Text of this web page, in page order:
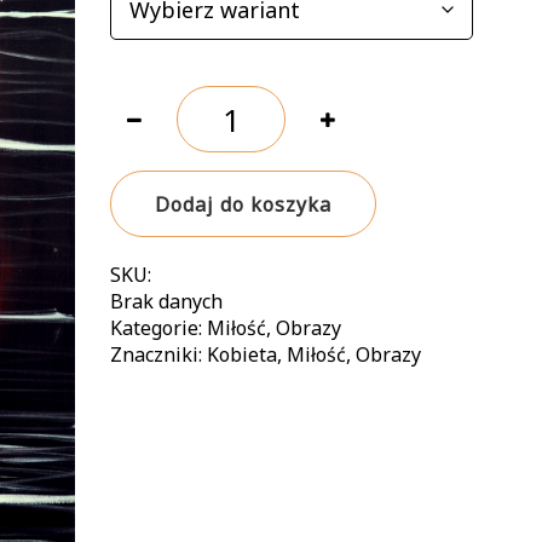
Zrozumiesz
bez
słów
Dodaj do koszyka
SKU:
Brak danych
Kategorie: Miłość, Obrazy
Znaczniki: Kobieta, Miłość, Obrazy